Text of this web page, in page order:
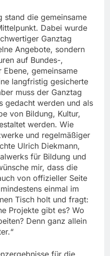
stand die gemeinsame
Dabei wurde
Ganztag
Angebote, sondern
auf Bundes-,
gemeinsame
langfristig gesicherte
muss der Ganztag
gedacht werden und als
von Bildung, Kultur,
werden. Wie
und regelmäßiger
Ulrich Diekmann,
für Bildung und
mir, dass die
von offizieller Seite
einmal im
Tisch holt und fragt:
Projekte gibt es? Wo
Denn ganz allein
für die